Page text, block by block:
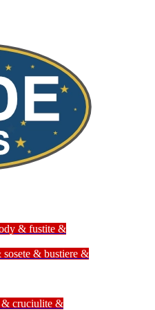
& fustite &
& bustiere &
& cruciulite &